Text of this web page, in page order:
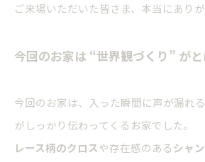
ご来場いただいた皆さま、本当にあり
今回のお家は “世界観づくり” が
今回のお家は、入った瞬間に声が漏れ
がしっかり伝わってくるお家でした。
レース柄のクロスや存在感のあるシャ